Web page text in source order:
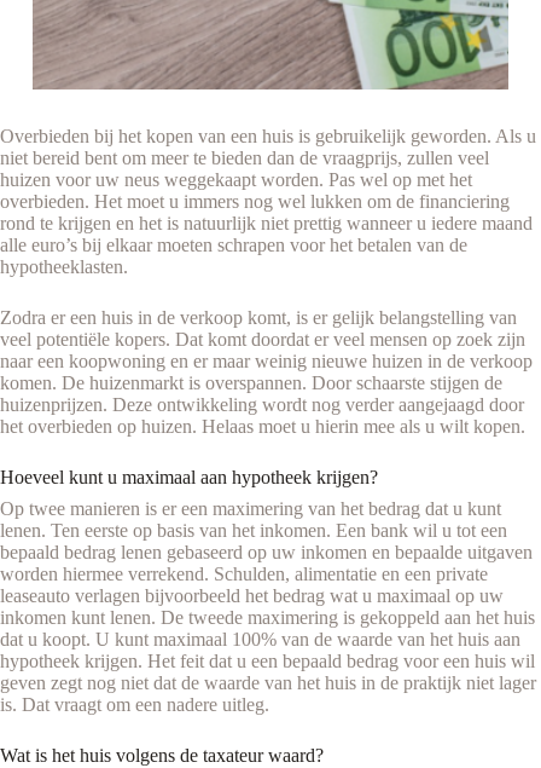
Overbieden bij het kopen van een huis is gebruikelijk geworden. Als u
niet bereid bent om meer te bieden dan de vraagprijs, zullen veel
huizen voor uw neus weggekaapt worden. Pas wel op met het
overbieden. Het moet u immers nog wel lukken om de financiering
rond te krijgen en het is natuurlijk niet prettig wanneer u iedere maand
alle euro’s bij elkaar moeten schrapen voor het betalen van de
hypotheeklasten.
Zodra er een huis in de verkoop komt, is er gelijk belangstelling van
veel potentiële kopers. Dat komt doordat er veel mensen op zoek zijn
naar een koopwoning en er maar weinig nieuwe huizen in de verkoop
komen. De huizenmarkt is overspannen. Door schaarste stijgen de
huizenprijzen. Deze ontwikkeling wordt nog verder aangejaagd door
het overbieden op huizen. Helaas moet u hierin mee als u wilt kopen.
Hoeveel kunt u maximaal aan hypotheek krijgen?
Op twee manieren is er een maximering van het bedrag dat u kunt
lenen. Ten eerste op basis van het inkomen. Een bank wil u tot een
bepaald bedrag lenen gebaseerd op uw inkomen en bepaalde uitgaven
worden hiermee verrekend. Schulden, alimentatie en een private
leaseauto verlagen bijvoorbeeld het bedrag wat u maximaal op uw
inkomen kunt lenen. De tweede maximering is gekoppeld aan het huis
dat u koopt. U kunt maximaal 100% van de waarde van het huis aan
hypotheek krijgen. Het feit dat u een bepaald bedrag voor een huis wil
geven zegt nog niet dat de waarde van het huis in de praktijk niet lager
is. Dat vraagt om een nadere uitleg.
Wat is het huis volgens de taxateur waard?